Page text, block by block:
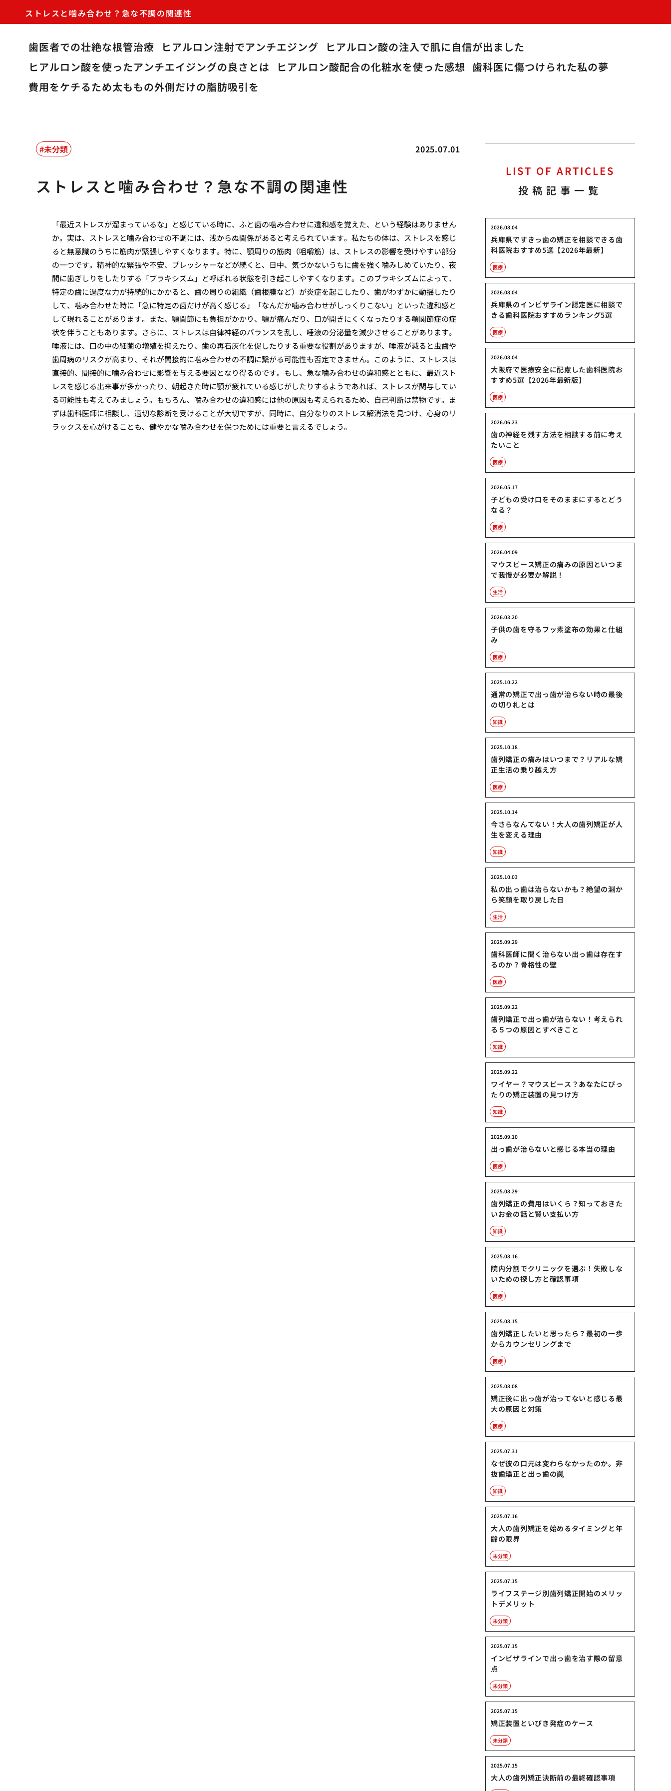
ストレスと噛み合わせ？急な不調の関連性
歯医者での壮絶な根管治療 ヒアルロン注射でアンチエジング
ヒアルロン酸の注入で肌に自信が出ました
ヒアルロン酸を使ったアンチエイジングの良さとは
ヒアルロン酸配合の化粧水を使った感想 歯科医に傷つけられた私の夢
費用をケチるため太ももの外側だけの脂肪吸引を
2025.07.01
未分類
ストレスと噛み合わせ？急な不調の関連性
「最近ストレスが溜まっているな」と感じている時に、ふと歯の噛み合わせに違和感を覚えた、という経験はありません
か。実は、ストレスと噛み合わせの不調には、浅からぬ関係があると考えられています。私たちの体は、ストレスを感じ
ると無意識のうちに筋肉が緊張しやすくなります。特に、顎周りの筋肉（咀嚼筋）は、ストレスの影響を受けやすい部分
の一つです。精神的な緊張や不安、プレッシャーなどが続くと、日中、気づかないうちに歯を強く噛みしめていたり、夜
間に歯ぎしりをしたりする「ブラキシズム」と呼ばれる状態を引き起こしやすくなります。このブラキシズムによって、
特定の歯に過度な力が持続的にかかると、歯の周りの組織（歯根膜など）が炎症を起こしたり、歯がわずかに動揺したり
して、噛み合わせた時に「急に特定の歯だけが高く感じる」「なんだか噛み合わせがしっくりこない」といった違和感と
して現れることがあります。また、顎関節にも負担がかかり、顎が痛んだり、口が開きにくくなったりする顎関節症の症
状を伴うこともあります。さらに、ストレスは自律神経のバランスを乱し、唾液の分泌量を減少させることがあります。
唾液には、口の中の細菌の増殖を抑えたり、歯の再石灰化を促したりする重要な役割がありますが、唾液が減ると虫歯や
歯周病のリスクが高まり、それが間接的に噛み合わせの不調に繋がる可能性も否定できません。このように、ストレスは
直接的、間接的に噛み合わせに影響を与える要因となり得るのです。もし、急な噛み合わせの違和感とともに、最近スト
レスを感じる出来事が多かったり、朝起きた時に顎が疲れている感じがしたりするようであれば、ストレスが関与してい
る可能性も考えてみましょう。もちろん、噛み合わせの違和感には他の原因も考えられるため、自己判断は禁物です。ま
ずは歯科医師に相談し、適切な診断を受けることが大切ですが、同時に、自分なりのストレス解消法を見つけ、心身のリ
ラックスを心がけることも、健やかな噛み合わせを保つためには重要と言えるでしょう。
LIST OF ARTICLES
投稿記事一覧
兵庫県ですきっ歯の矯正を相談できる歯
科医院おすすめ5選【2026年最新】
2026.08.04
医療
兵庫県のインビザライン認定医に相談で
きる歯科医院おすすめランキング5選
2026.08.04
医療
大阪府で医療安全に配慮した歯科医院お
すすめ5選【2026年最新版】
2026.08.04
医療
歯の神経を残す方法を相談する前に考え
たいこと
2026.06.23
医療
子どもの受け口をそのままにするとどう
なる？
2026.05.17
医療
マウスピース矯正の痛みの原因といつま
で我慢が必要か解説！
2026.04.09
生活
子供の歯を守るフッ素塗布の効果と仕組
み
2026.03.20
医療
通常の矯正で出っ歯が治らない時の最後
の切り札とは
2025.10.22
知識
歯列矯正の痛みはいつまで？リアルな矯
正生活の乗り越え方
2025.10.18
医療
今さらなんてない！大人の歯列矯正が人
生を変える理由
2025.10.14
知識
私の出っ歯は治らないかも？絶望の淵か
ら笑顔を取り戻した日
2025.10.03
生活
歯科医師に聞く治らない出っ歯は存在す
るのか？骨格性の壁
2025.09.29
医療
歯列矯正で出っ歯が治らない！考えられ
る５つの原因とすべきこと
2025.09.22
知識
ワイヤー？マウスピース？あなたにぴっ
たりの矯正装置の見つけ方
2025.09.22
知識
出っ歯が治らないと感じる本当の理由
2025.09.10
医療
歯列矯正の費用はいくら？知っておきた
いお金の話と賢い支払い方
2025.08.29
知識
院内分割でクリニックを選ぶ！失敗しな
いための探し方と確認事項
2025.08.16
医療
歯列矯正したいと思ったら？最初の一歩
からカウンセリングまで
2025.08.15
医療
矯正後に出っ歯が治ってないと感じる最
大の原因と対策
2025.08.08
医療
なぜ彼の口元は変わらなかったのか。非
抜歯矯正と出っ歯の罠
2025.07.31
知識
大人の歯列矯正を始めるタイミングと年
齢の限界
2025.07.16
未分類
ライフステージ別歯列矯正開始のメリッ
トデメリット
2025.07.15
未分類
インビザラインで出っ歯を治す際の留意
点
2025.07.15
未分類
矯正装置といびき発症のケース
2025.07.15
未分類
大人の歯列矯正決断前の最終確認事項
2025.07.15